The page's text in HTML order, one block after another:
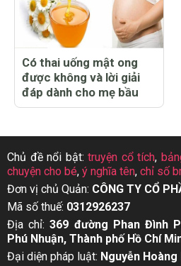
Có thai uống mật ong
được không và lời giải
đáp dành cho mẹ bầu
Chủ đề nổi bật:truyện cổ tích,
chuyện cho bé, ý nghĩa tên, chỉ số
Đơn vị chủ Quản: CÔNG TY CỔ
Mã số thuế: 0312926237
Địa chỉ:369 đường Phan Đình
Phú Nhuận, Thành phố Hồ Chí
Đại diện pháp luật: Nguyễn